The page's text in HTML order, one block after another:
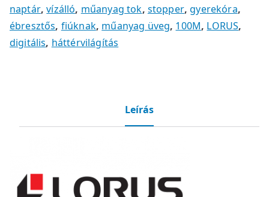
naptár,vízálló, műanyag tok, stopper,gyerekóra,
ébresztős, fiúknak, műanyag üveg, 100M, LORUS,
digitális, háttérvilágítás
Leírás